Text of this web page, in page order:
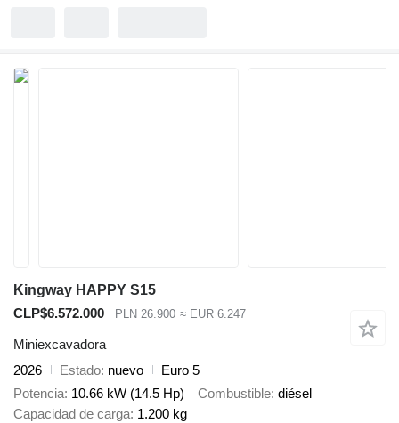
Kingway HAPPY S15
CLP$6.572.000
PLN 26.900 ≈ EUR 6.247
Miniexcavadora
2026
Estado nuevo
Euro 5
Potencia 10.66 kW (14.5 Hp) Combustible diésel
Capacidad de carga 1.200 kg